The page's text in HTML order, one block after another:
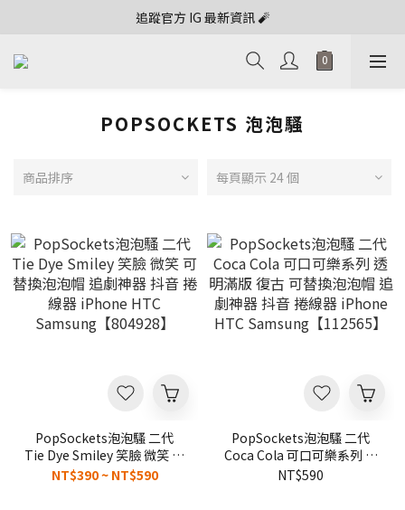
追蹤官方 IG 最新資訊 🧨
POPSOCKETS 泡泡騷
商品排序 每頁顯示 24 個
PopSockets泡泡騷 二代
Tie Dye Smiley 笑臉 微笑 可
替換泡泡帽 追劇神器 抖音 捲
NT$390 ~ NT$590
PopSockets泡泡騷 二代
Coca Cola 可口可樂系列 透
明滿版 復古 可替換泡泡帽 追
NT$590